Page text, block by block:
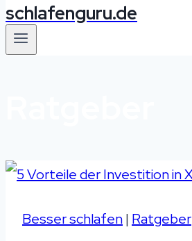
schlafenguru.de
Besser schlafen| Ratgeber